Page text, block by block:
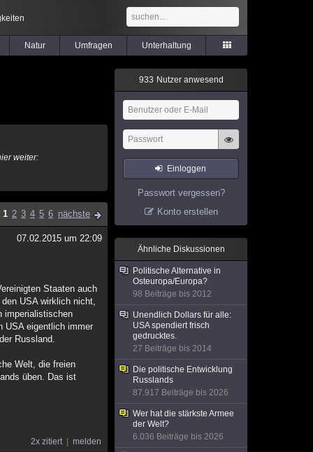
Natur Umfragen Unterhaltung
weiter:
1 2 3 4 5 6 nächste
07.02.2015 um 22:09
Staaten auch
USA wirklich nicht,
imperialistischen
USA eigentlich immer
Russland.
Welt, die freien
üben. Das ist
2x zitiert melden
933 Nutzer anwesend
Einloggen
Passwort vergessen?
Konto erstellen
Ähnliche Diskussionen
Politische Alternative in
Osteuropa/Europa?
98 Beiträge bis 2012
Unendlich Dollars für alle:
USA spendiert frisch
gedrucktes.
27 Beiträge bis 2014
Die politische Entwicklung
Russlands
87.917 Beiträge bis 2026
Wer hat die stärkste Armee
der Welt?
6.036 Beiträge bis 2026